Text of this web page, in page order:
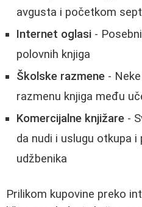
avgusta i početkom
Internet oglasi -
polovnih knjiga
Školske razmene -
razmenu knjiga među
Komercijalne knjižare -
da nudi i uslugu otkupa i
udžbenika
Prilikom kupovine preko